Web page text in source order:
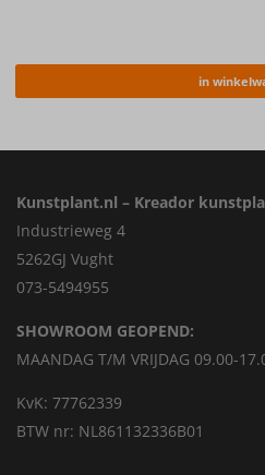
in
Kunstplant.nl – Kreador
Industrieweg 4
5262GJ Vught
073-5494955
SHOWROOM GEOPEND:
MAANDAG T/M VRIJDAG 09.00-
KvK: 77762339
BTW nr: NL861132336B01